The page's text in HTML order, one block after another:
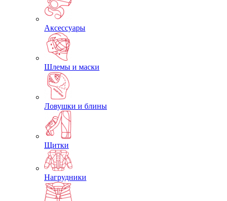
Аксессуары
Шлемы и маски
Ловушки и блины
Щитки
Нагрудники